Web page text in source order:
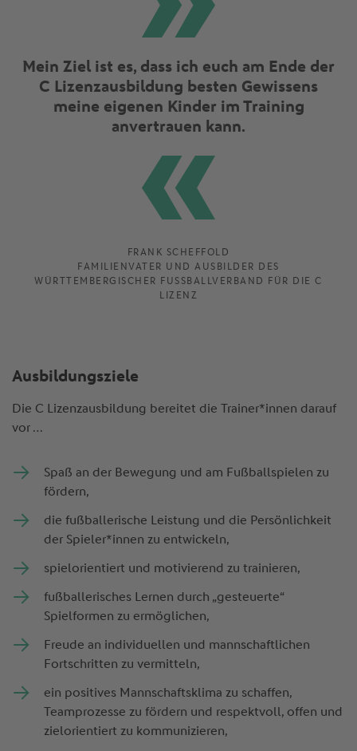
Mein Ziel ist es, dass ich euch am Ende der
C Lizenzausbildung besten Gewissens
meine eigenen Kinder im Training
anvertrauen kann.
FRANK SCHEFFOLD
FAMILIENVATER UND AUSBILDER DES
WÜRTTEMBERGISCHER FUSSBALLVERBAND FÜR DIE C L
IZENZ
Ausbildungsziele
Die C Lizenzausbildung bereitet die Trainer*innen darauf
vor …
Spaß an der Bewegung und am Fußballspielen zu
fördern,
die fußballerische Leistung und die Persönlichkeit
der Spieler*innen zu entwickeln,
spielorientiert und motivierend zu trainieren,
fußballerisches Lernen durch „gesteuerte“
Spielformen zu ermöglichen,
Freude an individuellen und mannschaftlichen
Fortschritten zu vermitteln,
ein positives Mannschaftsklima zu schaffen,
Teamprozesse zu fördern und respektvoll, offen und
zielorientiert zu kommunizieren,